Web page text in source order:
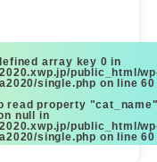
array key 0 in
public_html/
single.php on line60
read property
null in
public_html/
single.php on line60